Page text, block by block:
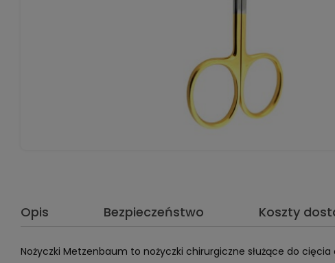
Opis Bezpieczeństwo Koszty
Nożyczki Metzenbaum to nożyczki chirurgiczne służące do